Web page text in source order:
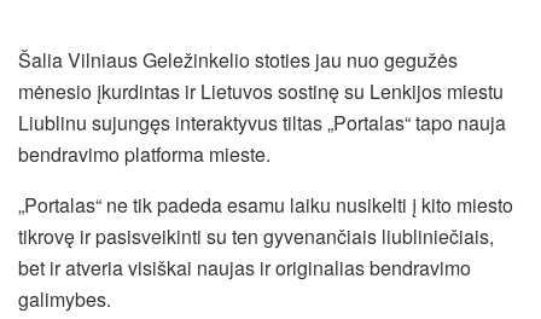
Šalia Vilniaus Geležinkelio stoties jau nuo gegužės
mėnesio įkurdintas ir Lietuvos sostinę su Lenkijos miestu
Liublinu sujungęs interaktyvus tiltas „Portalas“ tapo nauja
bendravimo platforma mieste.
„Portalas“ ne tik padeda esamu laiku nusikelti į kito miesto
tikrovę ir pasisveikinti su ten gyvenančiais liubliniečiais,
bet ir atveria visiškai naujas ir originalias bendravimo
galimybes.